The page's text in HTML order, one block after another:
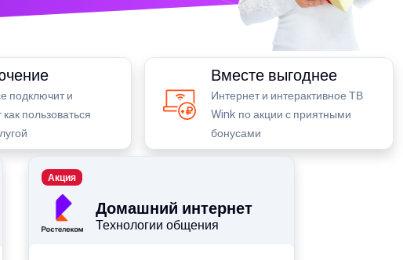
подключит и
как пользоваться
Вместе выгоднее
Интернет и интерактивное ТВ
Wink по акции с приятными
бонусами
Домашний интернет
Технологии общения
Акция